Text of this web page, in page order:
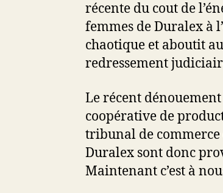
récente du cout de
femmes de Duralex à
chaotique et aboutit
redressement
Le récent
coopérative de
tribunal de commerce
Duralex sont donc
Maintenant c’est à